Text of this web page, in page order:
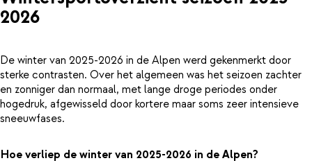
2026
De winter van 2025-2026 in de Alpen werd gekenmerkt door
sterke contrasten. Over het algemeen was het seizoen zachter
en zonniger dan normaal, met lange droge periodes onder
hogedruk, afgewisseld door kortere maar soms zeer intensieve
sneeuwfases.
Hoe verliep de winter van 2025-2026 in de Alpen?